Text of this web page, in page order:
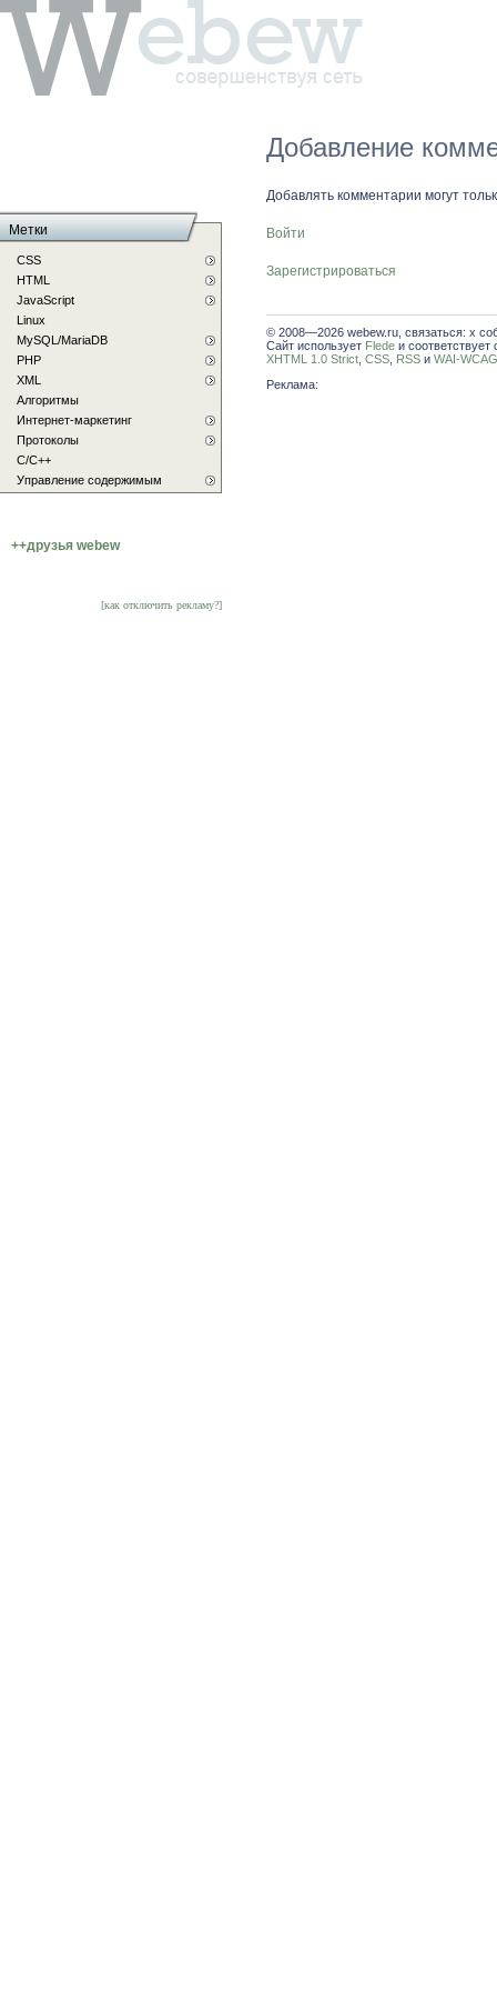
Добавление
Добавлять комментарии могут
Войти
Зарегистрироваться
© 2008—2026 webew.ru, связаться: x
Сайт использует Flede и соответствует
XHTML 1.0 Strict CSS RSS и WAI-
Реклама:
Метки
CSS
HTML
JavaScript
Linux
MySQL/MariaDB
PHP
XML
Алгоритмы
Интернет-маркетинг
Протоколы
С/C++
Управление содержимым
++друзья webew
[как отключить рекламу?]